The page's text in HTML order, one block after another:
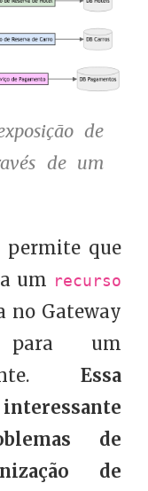
de
de um
permite que
um recurso
no Gateway
para um
Essa
de
de